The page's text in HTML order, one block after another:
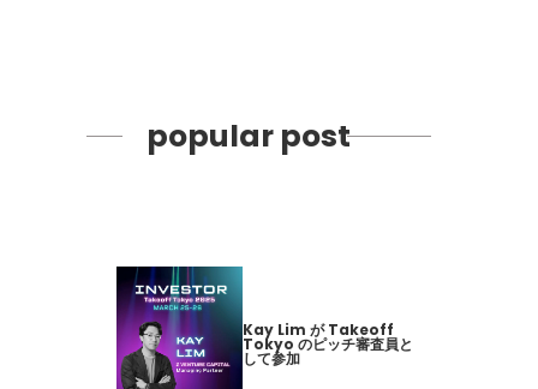
popular post
Kay Lim が Takeoff
Tokyo のピッチ審査員と
して参加